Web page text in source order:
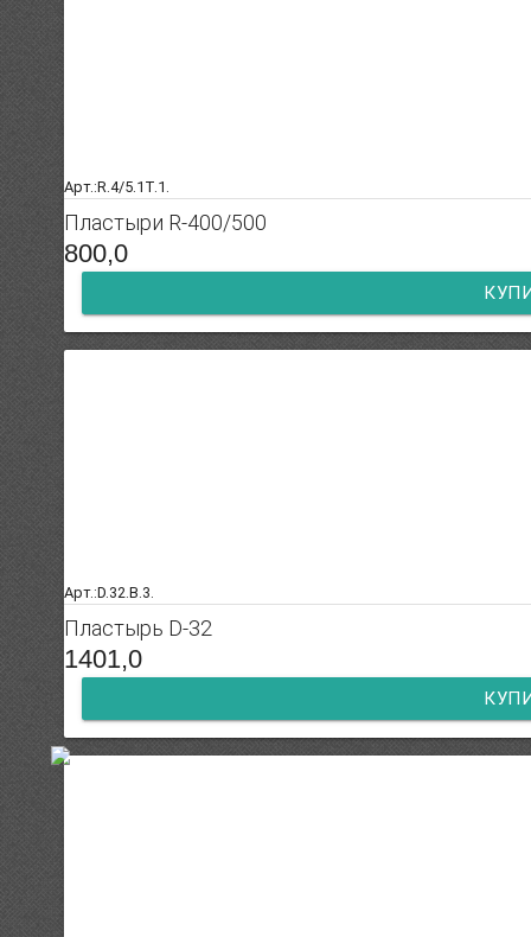
Арт.:R.4/5.1T.1.
Пластыри R-400/500
800,0
Арт.:D.32.B.3.
Пластырь D-32
1401,0